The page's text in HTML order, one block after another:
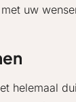
uw
helemaal